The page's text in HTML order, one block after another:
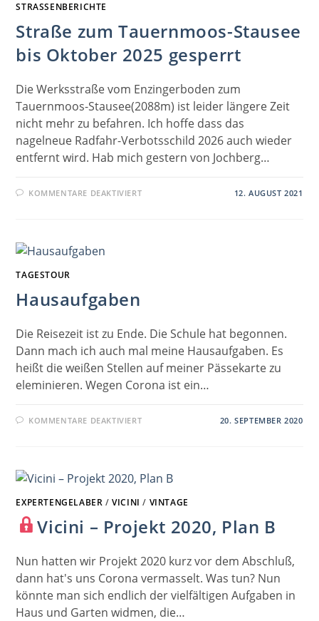
STRASSENBERICHTE
Straße zum Tauernmoos-Stausee
bis Oktober 2025 gesperrt
Die Werksstraße vom Enzingerboden zum
Tauernmoos-Stausee(2088m) ist leider längere Zeit
nicht mehr zu befahren. Ich hoffe dass das
nagelneue Radfahr-Verbotsschild 2026 auch wieder
entfernt wird. Hab mich gestern von Jochberg…
KOMMENTARE DEAKTIVIERTFÜR 12. AUGUST 2021
TAGESTOUR
Hausaufgaben
Die Reisezeit ist zu Ende. Die Schule hat begonnen.
Dann mach ich auch mal meine Hausaufgaben. Es
heißt die weißen Stellen auf meiner Pässekarte zu
eleminieren. Wegen Corona ist ein…
KOMMENTARE DEAKTIVIERTFÜR 20. SEPTEMBER 2020
EXPERTENGELABER /VICINI / VINTAGE
Vicini – Projekt 2020, Plan B
Nun hatten wir Projekt 2020 kurz vor dem Abschluß,
dann hat's uns Corona vermasselt. Was tun? Nun
könnte man sich endlich der vielfältigen Aufgaben in
Haus und Garten widmen, die…